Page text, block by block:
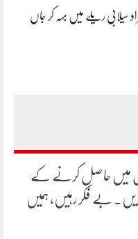
میں 4 افراد سیلابی ریلے میں بہہ کر جاں
میں حاصل کرنے کے
بے فکر رہیں، ہمیں